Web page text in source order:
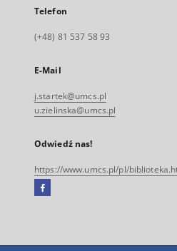
Telefon
(+48) 81 537 58 93
E-Mail
j.startek@umcs.pl
u.zielinska@umcs.pl
Odwiedź nas!
https://www.umcs.pl/pl/
Facebook
się